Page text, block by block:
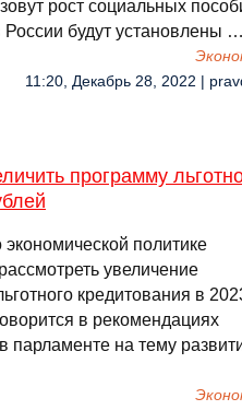
рост социальных
будут установлены …
11:20, Декабрь 28, 2022 |
программу
политике
увеличение
кредитования в
в рекомендациях
парламенте на тему